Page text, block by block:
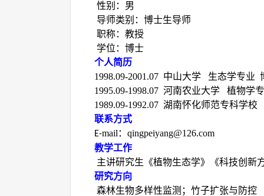
性别：男
导师类别：博士生导师
职称：教授
学位：博士
个人简历
1998.09-2001.07 中山大学 生态学专业
1995.09-1998.07 河南农业大学 植物学
1989.09-1992.07 湖南怀化师范专科学
联系方式
E-mail ： qingpeiyang@126.com
教学工作
主讲研究生《植物生态学》《科技创新
研究方向
森林生物多样性监测；竹子扩张与防控